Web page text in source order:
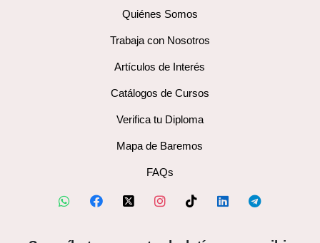
Quiénes Somos
Trabaja con Nosotros
Artículos de Interés
Catálogos de Cursos
Verifica tu Diploma
Mapa de Baremos
FAQs